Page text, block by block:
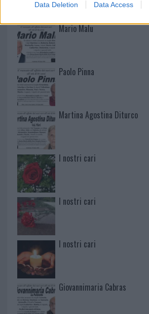
Data Deletion Data Access
Mario Malu
Paolo Pinna
Martina Agostina Diturco
I nostri cari
I nostri cari
I nostri cari
Giovannimaria Cabras